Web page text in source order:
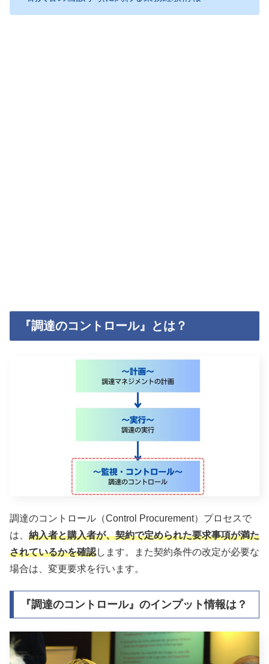
『調達のコントロール』とは？
調達のコントロール（Control Procurement）プロセスで
は、 納入者と購入者が、契約で定められた要求事項が満た
されているかを確認します。また契約条件の改定が必要な
場合は、変更要求を行います。
『調達のコントロール』のインプット情報は？